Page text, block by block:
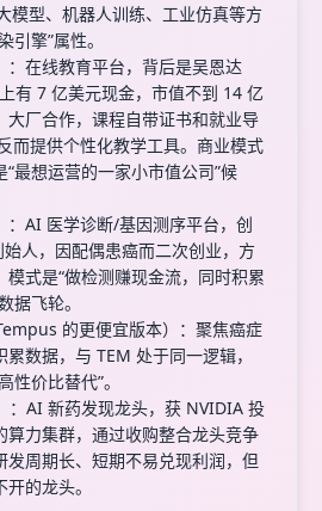
模型、机器人训练、工业仿真等方
引擎”属性。
在线教育平台，背后是吴恩达
有 7 亿美元现金，市值不到 14 亿
大厂合作，课程自带证书和就业导
而提供个性化教学工具。商业模式
最想运营的一家小市值公司”候
AI 医学诊断/基因测序平台，创
人，因配偶患癌而二次创业，方
式是“做检测赚现金流，同时积累
据飞轮。
的更便宜版本）：聚焦癌症
数据，与 TEM 处于同一逻辑，
性价比替代”。
：AI 新药发现龙头，获 NVIDIA 投
算力集群，通过收购整合龙头竞争
发周期长、短期不易兑现利润，但
的龙头。